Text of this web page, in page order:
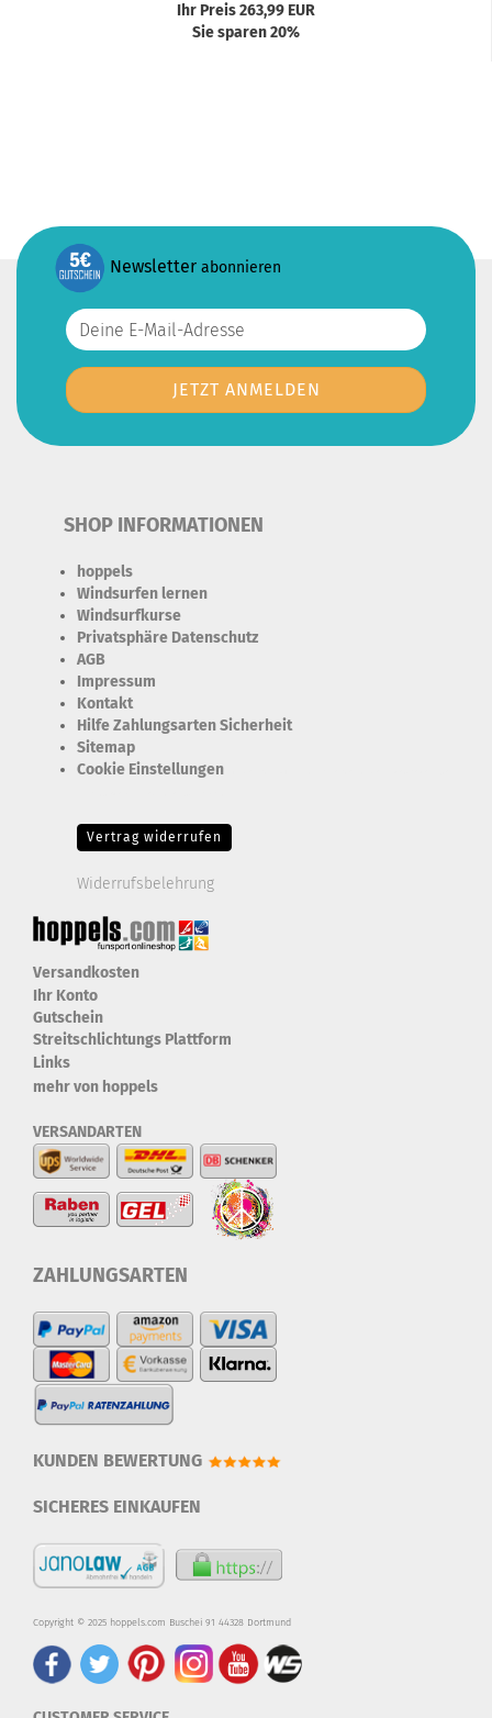
Ihr Preis 263,99 EUR
Sie sparen 20%
Newsletter abonnieren
SHOP INFORMATIONEN
hoppels
Windsurfen lernen
Windsurfkurse
Privatsphäre Datenschutz
AGB
Impressum
Kontakt
Hilfe Zahlungsarten Sicherheit
Sitemap
Cookie Einstellungen
Vertrag widerrufen
Widerrufsbelehrung
Versandkosten
Ihr Konto
Gutschein
Streitschlichtungs Plattform
Links
mehr von hoppels
VERSANDARTEN
ZAHLUNGSARTEN
KUNDEN BEWERTUNG
SICHERES EINKAUFEN
Copyright © 2025 hoppels.com Buschei 91 44328 Dortmund